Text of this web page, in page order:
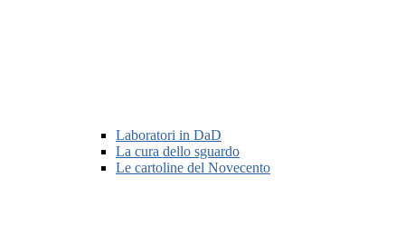
Laboratori in DaD
La cura dello sguardo
Le cartoline del Novecento